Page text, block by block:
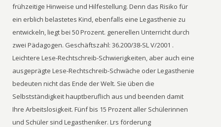
frühzeitige Hinweise und Hilfestellung. Denn das Risiko für
ein erblich belastetes Kind, ebenfalls eine Legasthenie zu
entwickeln, liegt bei 50 Prozent. generellen Unterricht durch
zwei Pädagogen. Geschäftszahl: 36.200/38-SL V/2001 .
Leichtere Lese-Rechtschreib-Schwierigkeiten, aber auch eine
ausgeprägte Lese-Rechtschreib-Schwäche oder Legasthenie
bedeuten nicht das Ende der Welt. Sie üben die
Selbstständigkeit hauptberuflich aus und beenden damit
Ihre Arbeitslosigkeit. Fünf bis 15 Prozent aller Schülerinnen
und Schüler sind Legastheniker. Lrs förderung